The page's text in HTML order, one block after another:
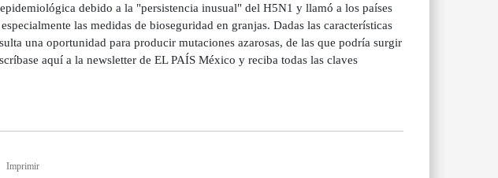
debido a la "persistencia inusual" del H5N1 y llamó a los países
las medidas de bioseguridad en granjas. Dadas las características
una oportunidad para producir mutaciones azarosas, de las que podría surgir
aquí a la newsletter de EL PAÍS México y reciba todas las claves
Imprimir